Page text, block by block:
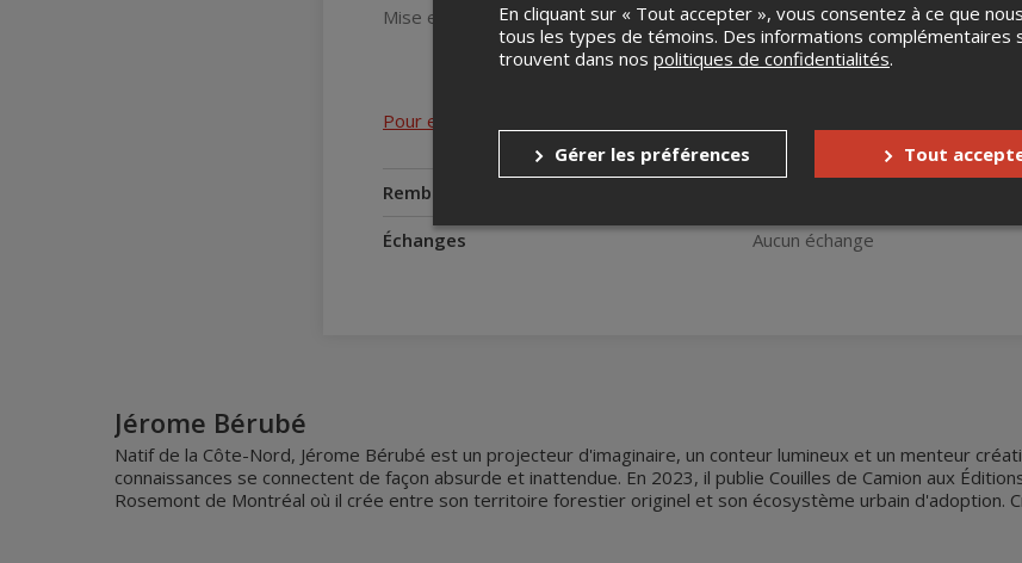
Mise en Scène: François Lavallée
Pour en savoir plus ...
Remboursements
Échanges
Aucun échange
Jérome Bérubé
Natif de la Côte-Nord, Jérome Bérubé est un projecteur d'imaginaire, un conteur lumineux et un menteur
connaissances se connectent de façon absurde et inattendue. En 2023, il publie Couilles de Camion aux
Rosemont de Montréal où il crée entre son territoire forestier originel et son écosystème urbain d'adoption.
En cliquant sur « Tout accepter », vous consentez à ce que
tous les types de témoins. Des informations complémentaires
trouvent dans nos politiques de confidentialités.
Gérer les préférences Tout